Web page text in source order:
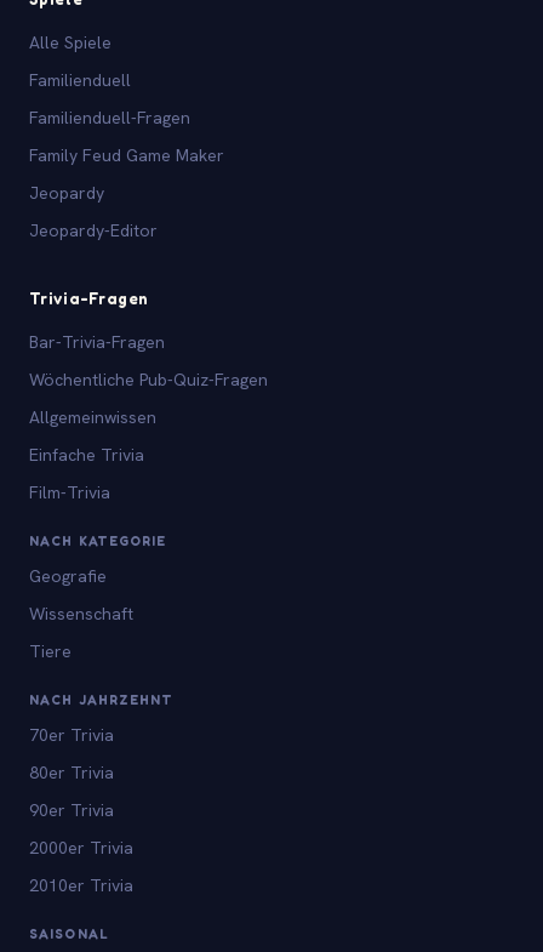
Alle Spiele
Familienduell
Familienduell-Fragen
Family Feud Game Maker
Jeopardy
Jeopardy-Editor
Trivia-Fragen
Bar-Trivia-Fragen
Wöchentliche Pub-Quiz-Fragen
Allgemeinwissen
Einfache Trivia
Film-Trivia
NACH KATEGORIE
Geografie
Wissenschaft
Tiere
NACH JAHRZEHNT
70er Trivia
80er Trivia
90er Trivia
2000er Trivia
2010er Trivia
SAISONAL